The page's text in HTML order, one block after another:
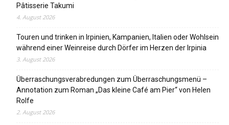
Pâtisserie Takumi
4. August 2026
Touren und trinken in Irpinien, Kampanien, Italien oder Wohlsein
während einer Weinreise durch Dörfer im Herzen der Irpinia
3. August 2026
Überraschungsverabredungen zum Überraschungsmenü –
Annotation zum Roman „Das kleine Café am Pier“ von Helen
Rolfe
2. August 2026